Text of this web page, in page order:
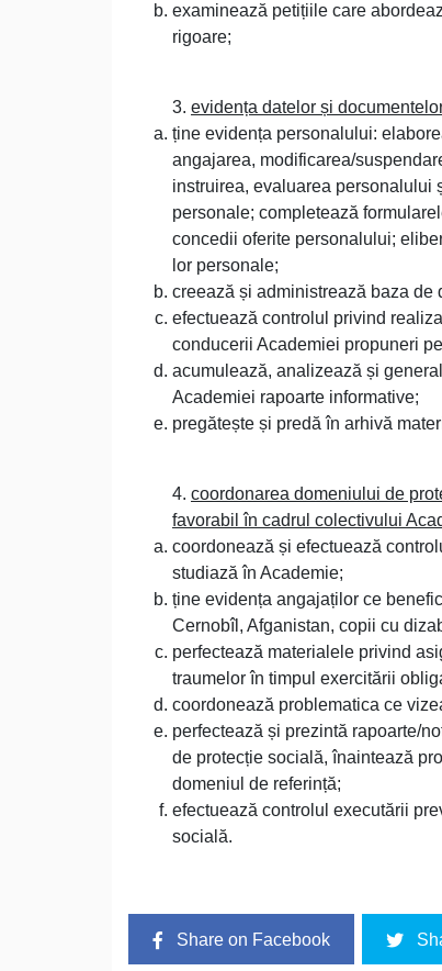
examinează petițiile care
rigoare;
3. evidența datelor și
ține evidența personalului:
angajarea, modificarea/
instruirea, evaluarea personalului
personale; completează
concedii oferite personalului;
lor personale;
creează și administrează baza de
efectuează controlul privind
conducerii Academiei propuneri
acumulează, analizează și
Academiei rapoarte informative;
pregătește și predă în arhivă
4. coordonarea domeniului de
favorabil în cadrul colectivului
coordonează și efectuează
studiază în Academie;
ține evidența angajaților ce
Cernobîl, Afganistan, copii cu
perfectează materialele privind
traumelor în timpul exercitării
coordonează problematica ce
perfectează și prezintă rapoarte/
de protecție socială, înaintează
domeniul de referință;
efectuează controlul executării
socială.
Share on Facebook